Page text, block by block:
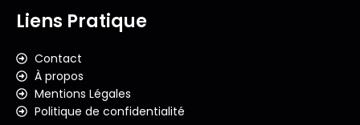
Liens Pratique
Contact
À propos
Mentions Légales
Politique de confidentialité